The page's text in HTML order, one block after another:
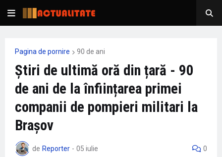
Pagina de pornire 90 de ani
Știri de ultimă oră din țară - 90
de ani de la înființarea primei
companii de pompieri militari la
Brașov
de Reporter - 05 iulie 0